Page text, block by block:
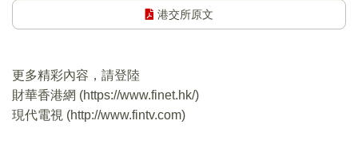
港交所原文
更多精彩內容，請登陸
財華香港網 (https://www.finet.hk/)
現代電視 (http://www.fintv.com)